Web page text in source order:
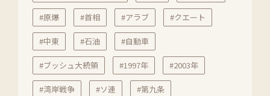
#原爆 #首相 #アラブ #クエート
#中東 #石油 #自動車
#ブッシュ大統領 #1997年 #2003年
#湾岸戦争 #ソ連 #第九条